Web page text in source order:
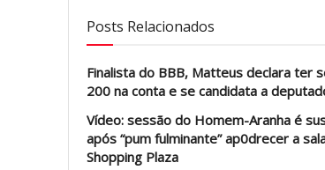
Posts Relacionados
Finalista do BBB, Matteus declara ter
200 na conta e se candidata a
Vídeo: sessão do Homem-Aranha é
após “pum fulminante” ap0drecer a
Shopping Plaza